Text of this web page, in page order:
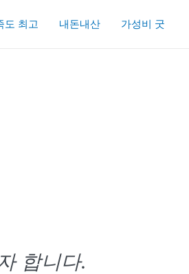
도 최고 내돈내산 가성비 굿
합니다.